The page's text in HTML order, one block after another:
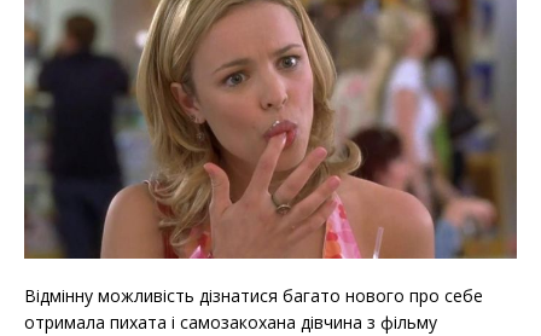
Відмінну можливість дізнатися багато нового про себе
отримала пихата і самозакохана дівчина з фільму